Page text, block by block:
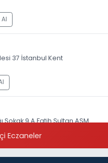
37 İstanbul Kent
9 A Fatih Sultan ASM
Eczaneler